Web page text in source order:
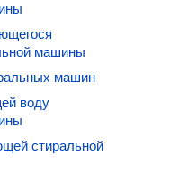
машины
машин
воду
стиральной